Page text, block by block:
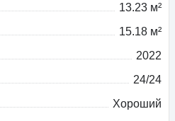
13.23 м²
15.18 м²
2022
24/24
Хороший